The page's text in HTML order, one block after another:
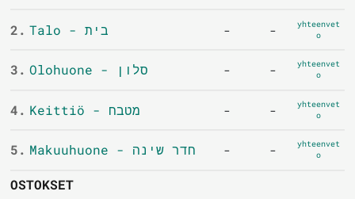
2. Talo - בית - -
yhteenvet
o
3. Olohuone - סלון - -
yhteenvet
o
4. Keittiö - מטבח - -
yhteenvet
o
5. Makuuhuone - חדר שינה - -
yhteenvet
o
OSTOKSET